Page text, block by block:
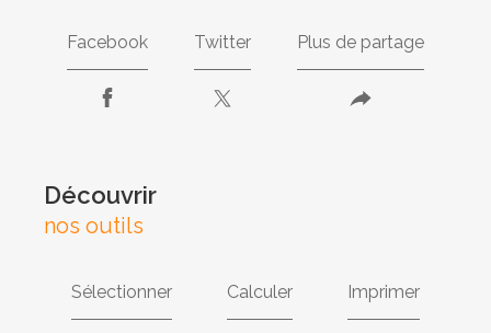
Facebook Twitter Plus de partage
découvrir
nos outils
Sélectionner Calculer Imprimer